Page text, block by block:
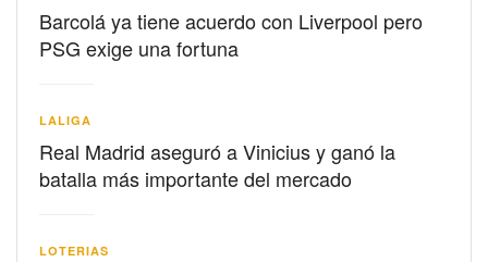
Barcolá ya tiene acuerdo con Liverpool pero
PSG exige una fortuna
LALIGA
Real Madrid aseguró a Vinicius y ganó la
batalla más importante del mercado
LOTERIAS